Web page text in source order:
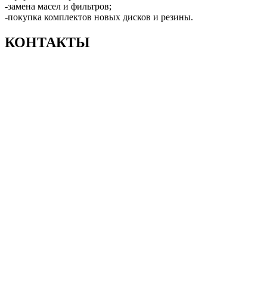
-замена масел и фильтров;
-покупка комплектов новых дисков и резины.
КОНТАКТЫ